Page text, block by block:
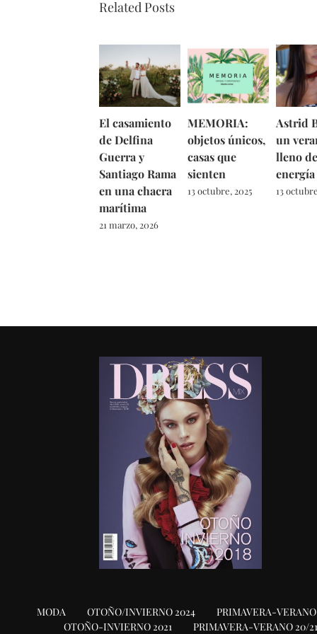
Related Posts
El casamiento
de Delfina
Guerra y
Santiago Rama
en una chacra
marítima
21 marzo, 2026
MEMORIA:
objetos únicos,
casas que
sienten
13 octubre, 2025
Astrid
un
lleno de
energía
13
MODA OTOÑO/INVIERNO 2024
PRIMAVERA-
OTOÑO-INVIERNO 2021
PRIMAVERA-VERANO 20/21